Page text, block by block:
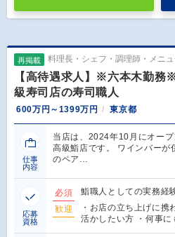
再掲載 料理長・シェフ・調理師・メニ
【高待遇求人】※六本木勤務
級寿司店の寿司職人
600万円～1399万円 東京都
仕事
内容
当店は、2024年10月にオー
高級鮨店です。 ワインバーが
のペア…
応募
資格
必須
鮨職人としての実務経
歓迎
・お店の立ち上げに携
活かしたい方 ・何事に